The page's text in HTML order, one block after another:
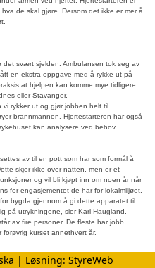
de skal gjøre. Dersom det ikke er mer å
det svært sjelden. Ambulansen tok seg av
en ekstra oppgave med å rykke ut på
at hjelpen kan komme mye tidligere
eller Stavanger.
vi rykker ut og gjør jobben helt til
brannmannen. Hjertestarteren har også
kan analysere ved behov.
av til en pott som har som formål å
skjer ikke over natten, men er et
og vil bli kjøpt inn om noen år når
for engasjementet de har for lokalmiljøet.
bygda gjennom å gi dette apparatet til
på utrykningene, sier Karl Haugland.
av fire personer. De fleste har jobb
forøvrig kurset annethvert år.
| Løsning: StyreWeb